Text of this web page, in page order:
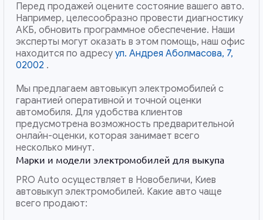
Перед продажей оцените состояние вашего авто.
Например, целесообразно провести диагностику
АКБ, обновить программное обеспечение. Наши
эксперты могут оказать в этом помощь, наш офис
находится по адресу ул. Андрея Аболмасова, 7,
02002 .
Мы предлагаем автовыкуп электромобилей с
гарантией оперативной и точной оценки
автомобиля. Для удобства клиентов
предусмотрена возможность предварительной
онлайн-оценки, которая занимает всего
несколько минут.
Марки и модели электромобилей для выкупа
PRO Auto осуществляет в Новобеличи, Киев
автовыкуп электромобилей. Какие авто чаще
всего продают: